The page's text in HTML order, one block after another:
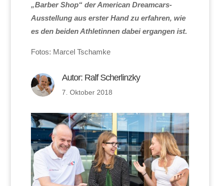
„Barber Shop“ der American Dreamcars-
Ausstellung aus erster Hand zu erfahren, wie
es den beiden Athletinnen dabei ergangen ist.
Fotos: Marcel Tschamke
Autor: Ralf Scherlinzky
7. Oktober 2018